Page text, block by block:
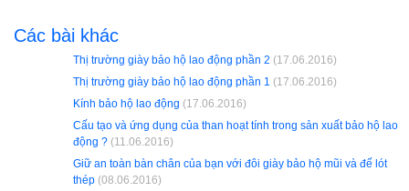
Các bài khác
Thị trường giày bảo hộ lao động phần 2 (17.06.2016)
Thị trường giày bảo hộ lao động phần 1 (17.06.2016)
Kính bảo hộ lao động (17.06.2016)
Cấu tạo và ứng dụng của than hoạt tính trong sản xuất bảo hộ lao
động ? (11.06.2016)
Giữ an toàn bàn chân của bạn với đôi giày bảo hộ mũi và đế lót
thép (08.06.2016)